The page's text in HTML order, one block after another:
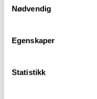
Nødvendig
Egenskaper
Statistikk
kommunikasjon,
problemløsningsmodell
vennskap gjennom